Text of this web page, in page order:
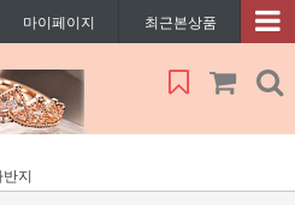
마이페이지 최근본상품
지